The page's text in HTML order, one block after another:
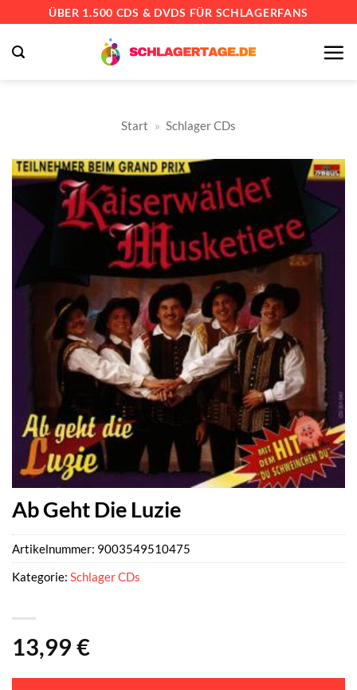
springen
ÜBER 1.500 CDS & DVDS FÜR SCHLAGERFANS
Start » Schlager CDs
Ab Geht Die Luzie
13,99 €
Artikelnummer: 9003549510475
Kategorie: Schlager CDs